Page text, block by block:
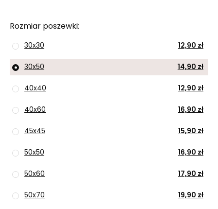
Rozmiar poszewki
30x30 12,90 zł
30x50 14,90 zł
40x40 12,90 zł
40x60 16,90 zł
45x45 15,90 zł
50x50 16,90 zł
50x60 17,90 zł
50x70 19,90 zł